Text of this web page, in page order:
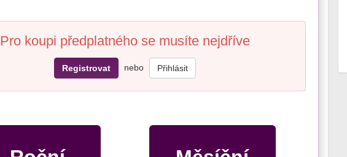
Pro koupi předplatného se musíte nejdříve
Registrovat nebo Přihlásit